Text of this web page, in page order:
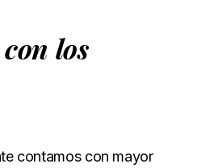
los
contamos con mayor